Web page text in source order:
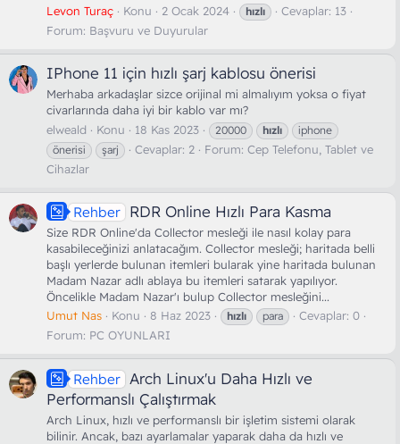
Levon Turaç
Konu 2 Ocak 2024 hızlı
Cevaplar: 13
Forum: Başvuru ve Duyurular
IPhone 11 için hızlı şarj kablosu önerisi
Merhaba arkadaşlar sizce orijinal mi almalıyım yoksa o fiyat
civarlarında daha iyi bir kablo var mı?
elweald
Konu 18 Kas 2023 20000 hızlı
iphone
önerisi
şarj Cevaplar: 2 Forum: Cep Telefonu, Tablet ve
Cihazlar
Rehber RDR Online Hızlı Para Kasma
Size RDR Online'da Collector mesleği ile nasıl kolay para
kasabileceğinizi anlatacağım. Collector mesleği; haritada belli
başlı yerlerde bulunan itemleri bularak yine haritada bulunan
Madam Nazar adlı ablaya bu itemleri satarak yapılıyor.
Öncelikle Madam Nazar'ı bulup Collector mesleğini...
Umut Nas
Konu 8 Haz 2023 hızlı para
Cevaplar: 0
Forum: PC OYUNLARI
Rehber Arch Linux'u Daha Hızlı ve
Performanslı Çalıştırmak
Arch Linux, hızlı ve performanslı bir işletim sistemi olarak
bilinir. Ancak, bazı ayarlamalar yaparak daha da hızlı ve